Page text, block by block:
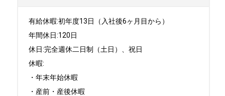
有給休暇:初年度13日（入社後6ヶ月目から）
年間休日:120日
休日:完全週休二日制（土日）、祝日
休暇:
・年末年始休暇
・産前・産後休暇